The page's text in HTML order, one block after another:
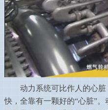
动力系统可比作人的心
快，全靠有一颗好的“心脏”